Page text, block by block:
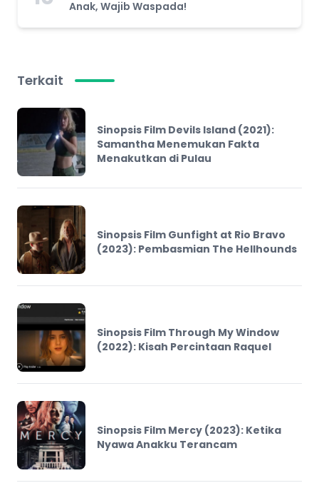
Anak, Wajib Waspada!
Terkait
Sinopsis Film Devils Island (2021):
Samantha Menemukan Fakta
Menakutkan di Pulau
Sinopsis Film Gunfight at Rio Bravo
(2023): Pembasmian The Hellhounds
Sinopsis Film Through My Window
(2022): Kisah Percintaan Raquel
Sinopsis Film Mercy (2023): Ketika
Nyawa Anakku Terancam